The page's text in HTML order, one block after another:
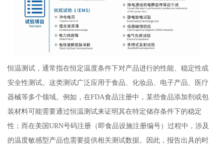
恒温测试，通常指在恒定温度条件下对产品进行的性能、稳定性或
安全性测试。这类测试广泛应用于食品、化妆品、电子产品、医疗
器械等多个领域。例如，在FDA食品注册中，某些食品添加剂或包
装材料可能需要通过恒温测试来证明其在特定储存条件下的稳定
性；而在美国URN号码注册（即食品设施注册编号）过程中，涉及
的温度敏感型产品也需要提供相关测试数据。因此，报告出具的时